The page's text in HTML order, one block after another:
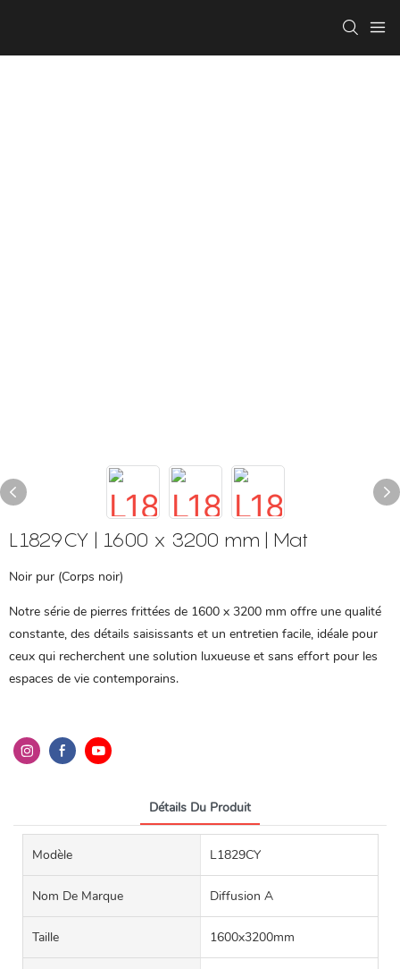
L1829CY | 1600 x 3200 mm | Mat
Noir pur (Corps noir)
Notre série de pierres frittées de 1600 x 3200 mm offre une qualité
constante, des détails saisissants et un entretien facile, idéale pour
ceux qui recherchent une solution luxueuse et sans effort pour les
espaces de vie contemporains.
Détails Du Produit
Modèle L1829CY
Nom De Marque Diffusion A
Taille 1600x3200mm